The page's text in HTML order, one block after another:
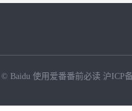
© Baidu 使用爱番番前必读 沪ICP